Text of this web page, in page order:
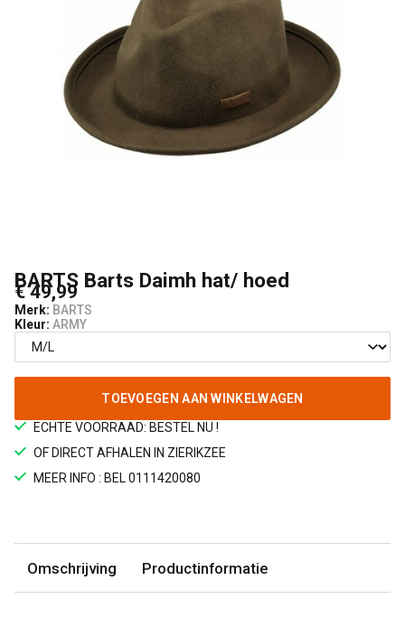
BARTS Barts Daimh hat/ hoed
€ 49,99
Merk: BARTS
Kleur: ARMY
TOEVOEGEN AAN WINKELWAGEN
ECHTE VOORRAAD: BESTEL NU !
OF DIRECT AFHALEN IN ZIERIKZEE
MEER INFO : BEL 0111420080
Omschrijving Productinformatie